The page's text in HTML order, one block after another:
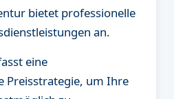
bietet professionelle
an.
eine
Preisstrategie, um Ihre